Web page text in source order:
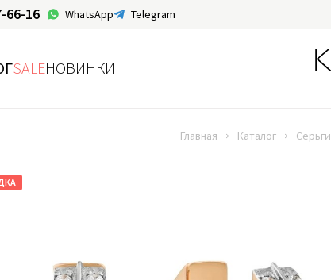
66-16 WhatsApp Telegram
SALEНОВИНКИ
Главная Каталог Серьги